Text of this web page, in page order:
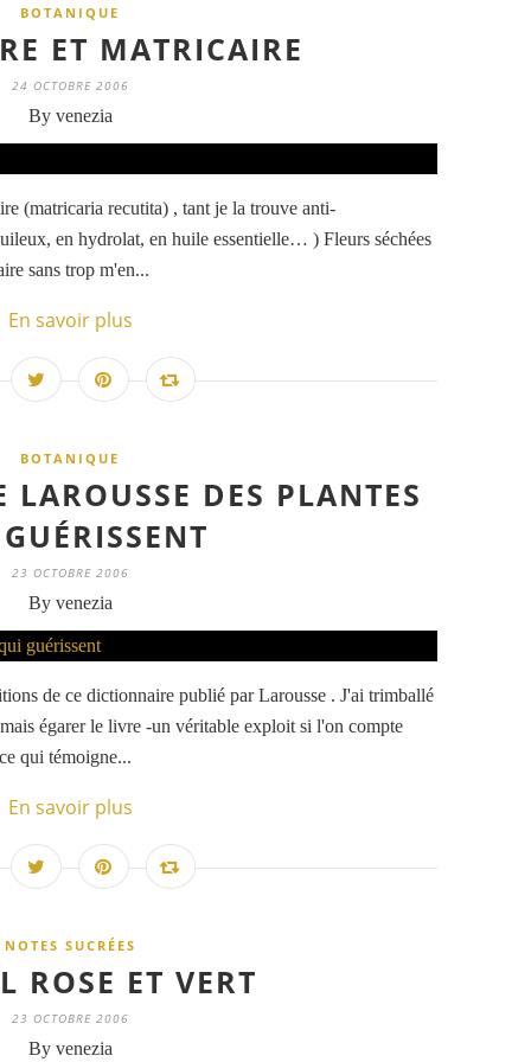
BOTANIQUE
ET MATRICAIRE
24 OCTOBRE 2006
By venezia
(matricaria recutita) , tant je la trouve anti-
en hydrolat, en huile essentielle… ) Fleurs séchées
sans trop m'en...
En savoir plus
BOTANIQUE
DES PLANTES
23 OCTOBRE 2006
By venezia
de ce dictionnaire publié par Larousse . J'ai trimballé
égarer le livre -un véritable exploit si l'on compte
qui témoigne...
En savoir plus
NOTES SUCRÉES
ROSE ET VERT
23 OCTOBRE 2006
By venezia